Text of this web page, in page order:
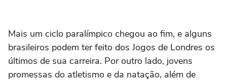
Mais um ciclo paralímpico chegou ao fim, e alguns
brasileiros podem ter feito dos Jogos de Londres os
últimos de sua carreira. Por outro lado, jovens
promessas do atletismo e da natação, além de